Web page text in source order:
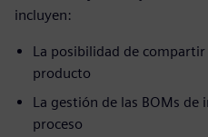
incluyen:
La posibilidad de
producto
La gestión de las BOMs
proceso